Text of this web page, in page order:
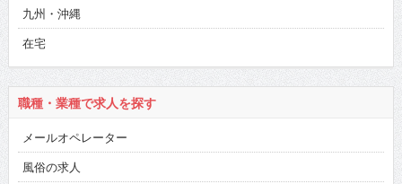
九州・沖縄
在宅
職種・業種で求人を探す
メールオペレーター
風俗の求人